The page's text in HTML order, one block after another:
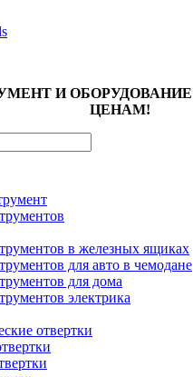
И
ЦЕНАМ!
в железных ящиках
для авто в чемодане
для дома
электрика
отвертки